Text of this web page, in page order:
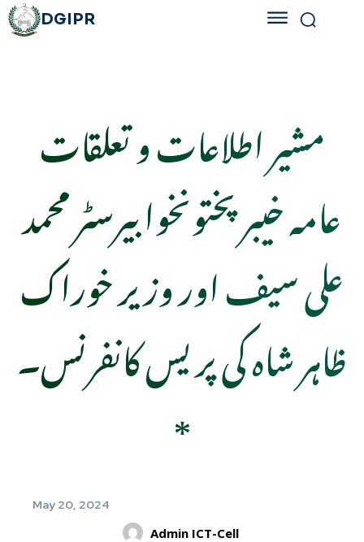
DGIPR
مشیر اطلاعات و تعلقات
عامہ خیبر پختونخوا بیرسٹر محمد
علی سیف اور وزیر خوراک
ظاہر شاہ کی پریس کانفرنس۔
*
May 20, 2024
Admin ICT-Cell